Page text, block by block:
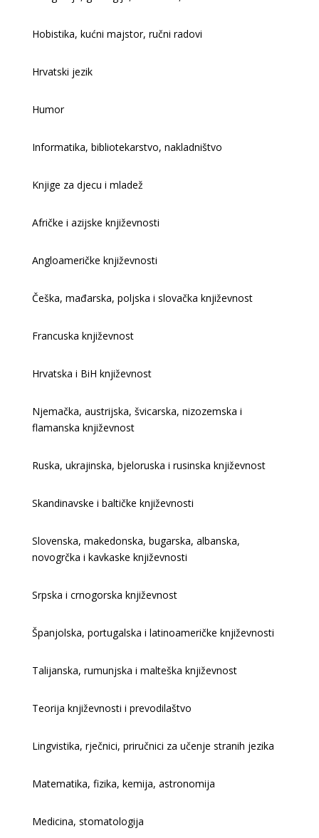
Hobistika, kućni majstor, ručni radovi
Hrvatski jezik
Humor
Informatika, bibliotekarstvo, nakladništvo
Knjige za djecu i mladež
Afričke i azijske književnosti
Angloameričke književnosti
Češka, mađarska, poljska i slovačka književnost
Francuska književnost
Hrvatska i BiH književnost
Njemačka, austrijska, švicarska, nizozemska i
flamanska književnost
Ruska, ukrajinska, bjeloruska i rusinska književnost
Skandinavske i baltičke književnosti
Slovenska, makedonska, bugarska, albanska,
novogrčka i kavkaske književnosti
Srpska i crnogorska književnost
Španjolska, portugalska i latinoameričke književnosti
Talijanska, rumunjska i malteška književnost
Teorija književnosti i prevodilaštvo
Lingvistika, rječnici, priručnici za učenje stranih jezika
Matematika, fizika, kemija, astronomija
Medicina, stomatologija